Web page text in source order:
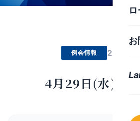
お
例会情報
4月29日(水)・